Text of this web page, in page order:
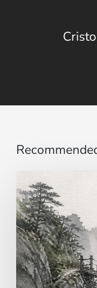
Imaginar…
más
allá
de
los
sentidos